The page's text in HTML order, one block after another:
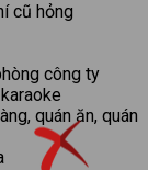
cũ hỏng
công ty
quán ăn, quán